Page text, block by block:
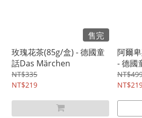
售完
玫瑰花茶(85g/盒) - 德國童
話Das Märchen
NT$335
NT$219
阿爾
- 德國